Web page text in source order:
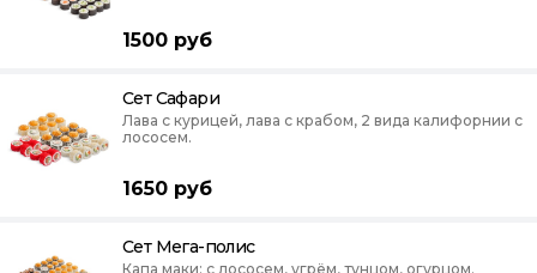
1500 руб
Сет Сафари
Лава с курицей, лава с крабом, 2 вида калифорнии с
лососем.
1650 руб
Сет Мега-полис
Капа маки: с лососем, угрём, тунцом, огурцом.